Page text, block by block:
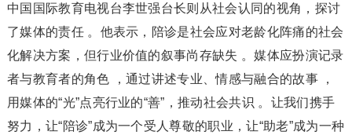
中国国际教育电视台李世强台长则从社会认同的视角，探讨
了媒体的责任 。他表示，陪诊是社会应对老龄化阵痛的社会
化解决方案，但行业价值的叙事尚存缺失 。媒体应扮演记录
者与教育者的角色 ，通过讲述专业、情感与融合的故事 ，
用媒体的“光”点亮行业的“善”，推动社会共识 。让我们携手
努力，让“陪诊”成为一个受人尊敬的职业，让“助老”成为一种